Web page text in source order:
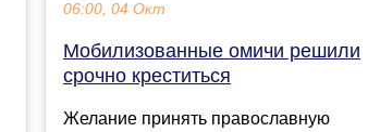
06:00, 04 Окт
Мобилизованные омичи решили
срочно креститься
Желание принять православную